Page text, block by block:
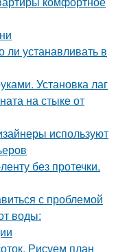
устанавливать в
Установка лаг
на стыке от
используют
без протечки.
с проблемой
воды:
Рисуем план